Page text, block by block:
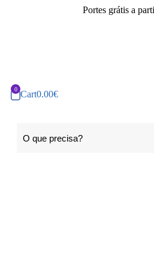
Portes grátis a
Cart0.00€